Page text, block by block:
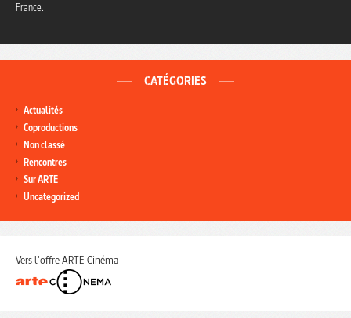
France.
CATÉGORIES
Actualités
Coproductions
Non classé
Rencontres
Sur ARTE
Uncategorized
Vers l'offre ARTE Cinéma